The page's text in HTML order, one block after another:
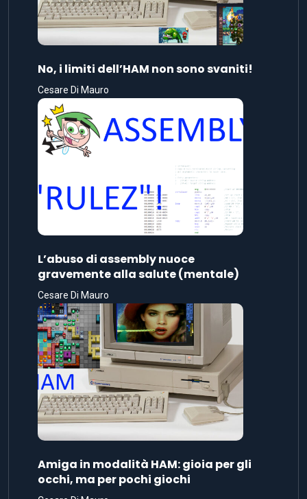
No, i limiti dell’HAM non sono svaniti!
Cesare Di Mauro
L’abuso di assembly nuoce
gravemente alla salute (mentale)
Cesare Di Mauro
Amiga in modalità HAM: gioia per gli
occhi, ma per pochi giochi